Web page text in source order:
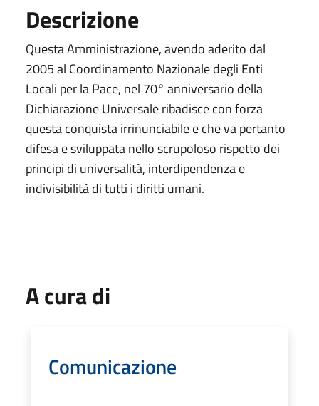
Descrizione
Questa Amministrazione, avendo aderito dal
2005 al Coordinamento Nazionale degli Enti
Locali per la Pace, nel 70° anniversario della
Dichiarazione Universale ribadisce con forza
questa conquista irrinunciabile e che va pertanto
difesa e sviluppata nello scrupoloso rispetto dei
principi di universalità, interdipendenza e
indivisibilità di tutti i diritti umani.
A cura di
Comunicazione